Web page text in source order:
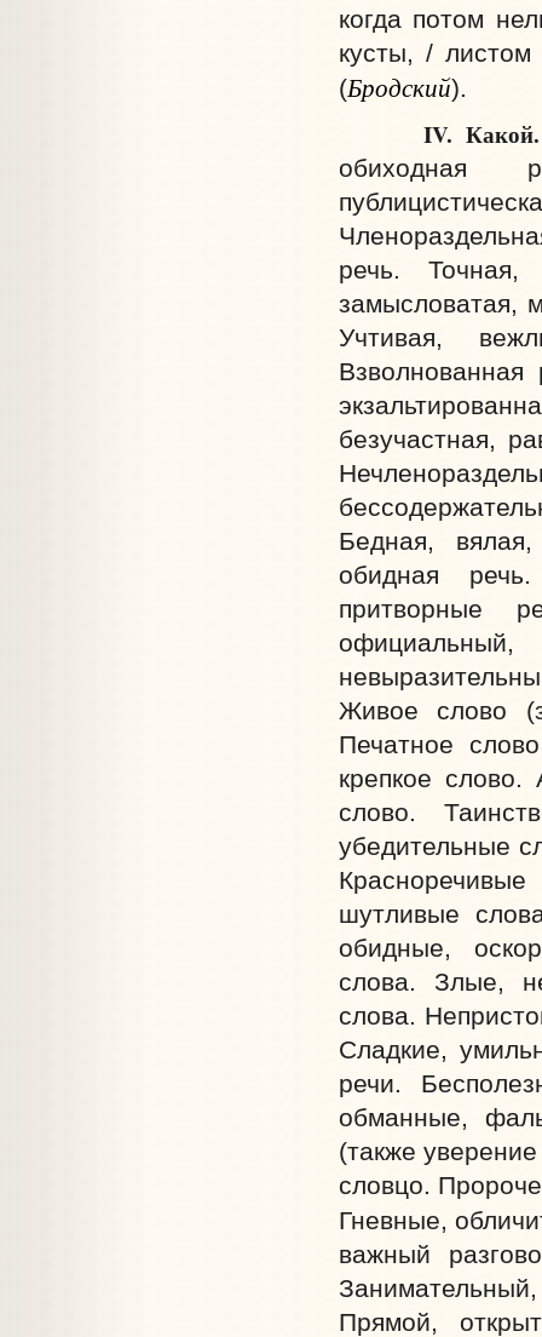
когда потом
кусты, /
(Бродский).
IV. Какой.
обиходная
речь. Точная,
замысловатая,
Учтивая,
Взволнованная
безучастная,
Бедная,
обидная
притворные
Живое слово
Печатное
крепкое слово.
слово.
убедительные
шутливые
обидные,
слова. Злые,
слова.
Сладкие,
речи.
обманные,
(также
словцо.
Гневные,
важный
Прямой,